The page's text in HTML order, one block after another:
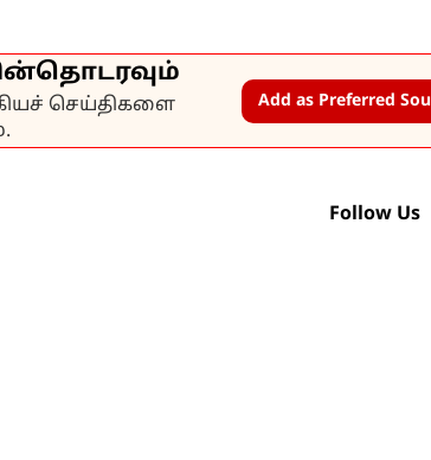
செய்திகளை
Add as Preferred
Follow Us